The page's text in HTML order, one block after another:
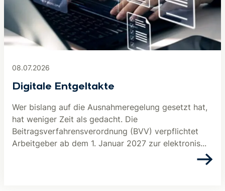
08.07.2026
Digitale Entgeltakte
Wer bislang auf die Ausnahmeregelung gesetzt hat,
hat weniger Zeit als gedacht. Die
Beitragsverfahrensverordnung (BVV) verpflichtet
Arbeitgeber ab dem 1. Januar 2027 zur elektronis...